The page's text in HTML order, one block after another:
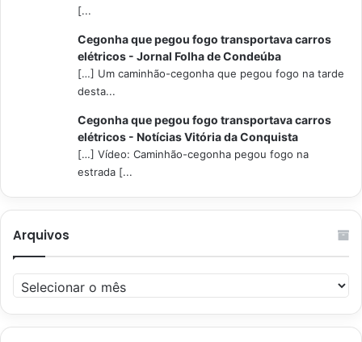
[...
Cegonha que pegou fogo transportava carros
elétricos - Jornal Folha de Condeúba
[…] Um caminhão-cegonha que pegou fogo na tarde
desta...
Cegonha que pegou fogo transportava carros
elétricos - Notícias Vitória da Conquista
[…] Vídeo: Caminhão-cegonha pegou fogo na
estrada [...
Arquivos
Arquivos